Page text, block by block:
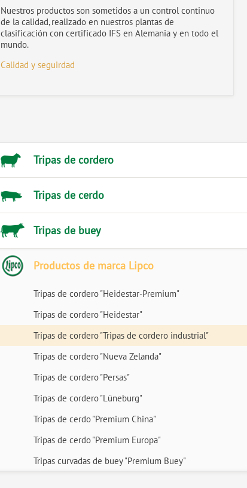
Nuestros productos son sometidos a un control continuo
de la calidad, realizado en nuestros plantas de
clasificación con certificado IFS en Alemania y en todo el
mundo.
Calidad y seguirdad
Tripas de cordero
Tripas de cerdo
Tripas de buey
Productos de marca Lipco
Tripas de cordero "Heidestar-Premium"
Tripas de cordero "Heidestar"
Tripas de cordero "Tripas de cordero industrial"
Tripas de cordero "Nueva Zelanda"
Tripas de cordero "Persas"
Tripas de cordero "Lüneburg"
Tripas de cerdo "Premium China"
Tripas de cerdo "Premium Europa"
Tripas curvadas de buey "Premium Buey"